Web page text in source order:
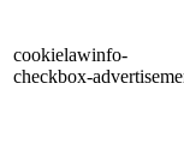
cookielawinfo-
checkbox-